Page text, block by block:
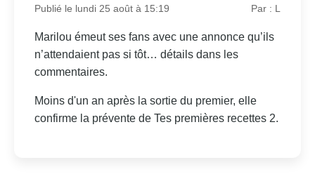
Publié le lundi 25 août à 15:19 Par : L
Marilou émeut ses fans avec une annonce qu’ils
n’attendaient pas si tôt… détails dans les
commentaires.
Moins d'un an après la sortie du premier, elle
confirme la prévente de Tes premières recettes 2.